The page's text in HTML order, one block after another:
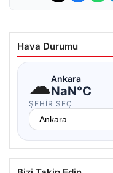
Hava Durumu
☁Ankara
NaN°C
ŞEHIR SEÇ